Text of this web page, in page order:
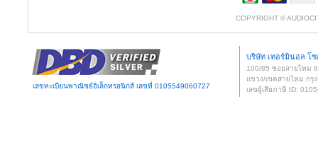
COPYRIGHT ©
เลขทะเบียนพาณิชย์อิเล็กทรอนิกส์ เลขที่ 0105549060727
บริษัท เทอร์มินอล โ
100/85 ซอยสายไหม
แขวง/เขตสายไหม กรุ
เลขผู้เสียภาษี ID: